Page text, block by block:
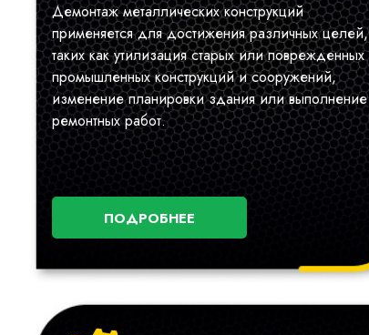
Демонтаж металлических конструкций
применяется для достижения различных целей,
таких как утилизация старых или поврежденных
промышленных конструкций и сооружений,
изменение планировки здания или выполнение
ремонтных работ.
ПОДРОБНЕЕ